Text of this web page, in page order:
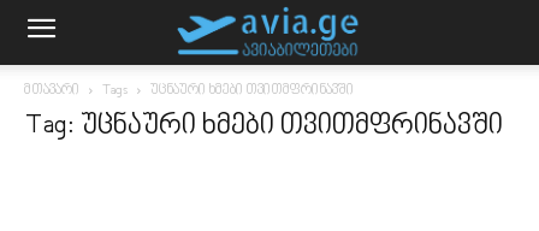
მთავარი Tags უცნაური ხმები თვითმფრინავში
Tag: უცნაური ხმები თვითმფრინავში